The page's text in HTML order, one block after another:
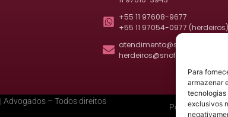
Para
armazenar
tecnologias
exclusivos
+55 11 97608-9677
+55 11 97054-0977 (herdeiros)
atendimento@snof.com.br
herdeiros@snof.com.br
Advogados – Todos direitos
Política de